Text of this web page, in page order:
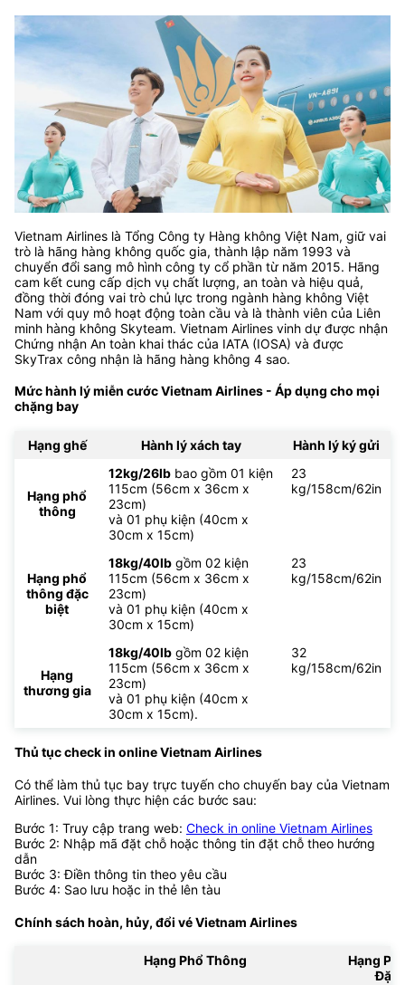
Vietnam Airlines là Tổng Công ty Hàng không Việt Nam, giữ vai
trò là hãng hàng không quốc gia, thành lập năm 1993 và
chuyển đổi sang mô hình công ty cổ phần từ năm 2015. Hãng
cam kết cung cấp dịch vụ chất lượng, an toàn và hiệu quả,
đồng thời đóng vai trò chủ lực trong ngành hàng không Việt
Nam với quy mô hoạt động toàn cầu và là thành viên của Liên
minh hàng không Skyteam. Vietnam Airlines vinh dự được nhận
Chứng nhận An toàn khai thác của IATA (IOSA) và được
SkyTrax công nhận là hãng hàng không 4 sao.
Mức hành lý miễn cước Vietnam Airlines - Áp dụng cho mọi
chặng bay
Hạng ghế Hành lý xách tay Hành lý ký gửi
Hạng phổ
thông
12kg/26lb bao gồm 01 kiện
115cm (56cm x 36cm x
23cm)
và 01 phụ kiện (40cm x
30cm x 15cm)
23
kg/158cm/62in
Hạng phổ
thông đặc
biệt
18kg/40lb gồm 02 kiện
115cm (56cm x 36cm x
23cm)
và 01 phụ kiện (40cm x
30cm x 15cm)
23
kg/158cm/62in
Hạng
thương gia
18kg/40lb gồm 02 kiện
115cm (56cm x 36cm x
23cm)
và 01 phụ kiện (40cm x
30cm x 15cm).
32
kg/158cm/62in
Thủ tục check in online Vietnam Airlines
Có thể làm thủ tục bay trực tuyến cho chuyến bay của Vietnam
Airlines. Vui lòng thực hiện các bước sau:
Bước 1: Truy cập trang web: Check in online Vietnam Airlines
Bước 2: Nhập mã đặt chỗ hoặc thông tin đặt chỗ theo hướng
dẫn
Bước 3: Điền thông tin theo yêu cầu
Bước 4: Sao lưu hoặc in thẻ lên tàu
Chính sách hoàn, hủy, đổi véVietnam Airlines
Hạng Phổ Thông
Hạng
Đặc